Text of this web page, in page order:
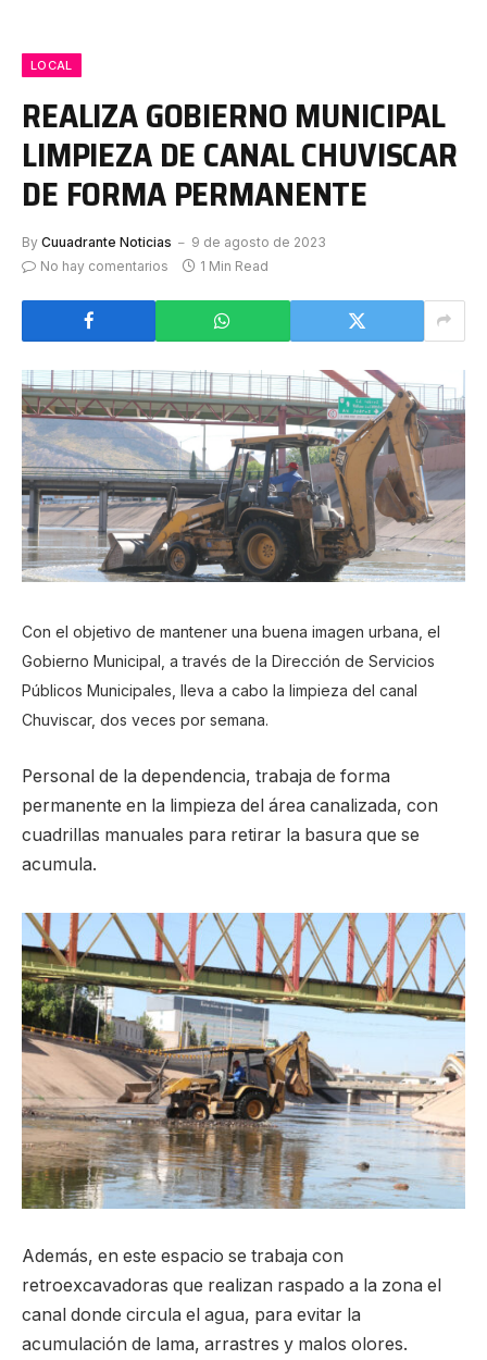
LOCAL
REALIZA GOBIERNO MUNICIPAL
LIMPIEZA DE CANAL CHUVISCAR
DE FORMA PERMANENTE
By Cuuadrante Noticias
9 de agosto de 2023
No hay comentarios
1 Min Read
Con el objetivo de mantener una buena imagen urbana, el
Gobierno Municipal, a través de la Dirección de Servicios
Públicos Municipales, lleva a cabo la limpieza del canal
Chuviscar, dos veces por semana.
Personal de la dependencia, trabaja de forma
permanente en la limpieza del área canalizada, con
cuadrillas manuales para retirar la basura que se
acumula.
Además, en este espacio se trabaja con
retroexcavadoras que realizan raspado a la zona el
canal donde circula el agua, para evitar la
acumulación de lama, arrastres y malos olores.